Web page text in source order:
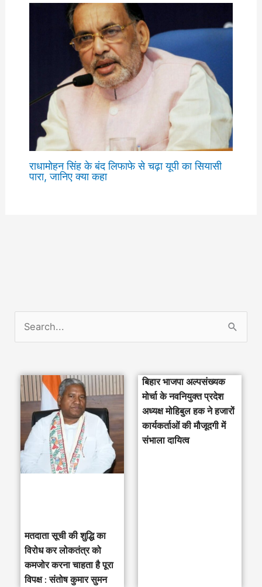
राधामोहन सिंह के बंद लिफाफे से चढ़ा यूपी का सियासी
पारा, जानिए क्या कहा
मतदाता सूची की शुद्धि का
विरोध कर लोकतंत्र को
कमजोर करना चाहता है पूरा
विपक्ष : संतोष कुमार सुमन
बिहार भाजपा अल्पसंख्यक
मोर्चा के नवनियुक्त प्रदेश
अध्यक्ष मोहिबुल हक ने हजारों
कार्यकर्ताओं की मौजूदगी में
संभाला दायित्व